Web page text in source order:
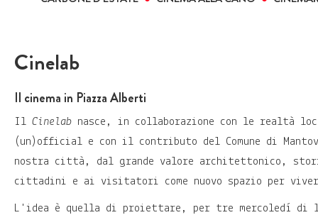
Cinelab
Il cinema in Piazza Alberti
Il Cinelab nasce, in collaborazione con le realtà
(un)official e con il contributo del Comune di
nostra città, dal grande valore architettonico,
cittadini e ai visitatori come nuovo spazio per
L'idea è quella di proiettare, per tre mercoledì